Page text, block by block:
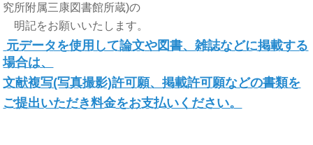
究所附属三康図書館所蔵)の
明記をお願いいたします。
元データを使用して論文や図書、雑誌などに掲載する
場合は、
文献複写(写真撮影)許可願、掲載許可願などの書類を
ご提出いただき料金をお支払いください。